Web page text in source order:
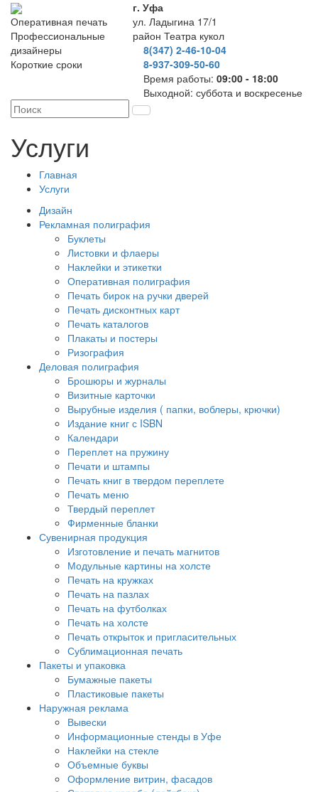
Оперативная печать
Профессиональные
дизайнеры
Короткие сроки
г. Уфа
ул. Ладыгина 17/1
район Театра кукол
8(347) 2-46-10-04
8-937-309-50-60
Время работы: 09:00 - 18:00
Выходной: суббота и воскресенье
Услуги
Главная
Услуги
Дизайн
Рекламная полиграфия
Буклеты
Листовки и флаеры
Наклейки и этикетки
Оперативная полиграфия
Печать бирок на ручки дверей
Печать дисконтных карт
Печать каталогов
Плакаты и постеры
Ризография
Деловая полиграфия
Брошюры и журналы
Визитные карточки
Вырубные изделия ( папки, воблеры, крючки)
Издание книг с ISBN
Календари
Переплет на пружину
Печати и штампы
Печать книг в твердом переплете
Печать меню
Твердый переплет
Фирменные бланки
Сувенирная продукция
Изготовление и печать магнитов
Модульные картины на холсте
Печать на кружках
Печать на пазлах
Печать на футболках
Печать на холсте
Печать открыток и пригласительных
Сублимационная печать
Пакеты и упаковка
Бумажные пакеты
Пластиковые пакеты
Наружная реклама
Вывески
Информационные стенды в Уфе
Наклейки на стекле
Объемные буквы
Оформление витрин, фасадов